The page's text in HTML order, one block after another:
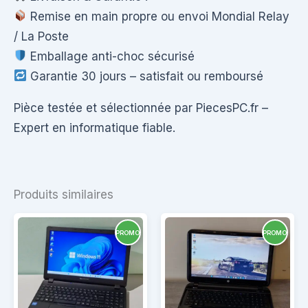
Remise en main propre ou envoi Mondial Relay
/ La Poste
Emballage anti-choc sécurisé
Garantie 30 jours – satisfait ou remboursé
Pièce testée et sélectionnée par PiecesPC.fr –
Expert en informatique fiable.
Produits similaires
PROMO PROMO